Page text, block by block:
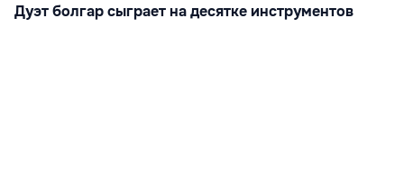
Дуэт болгар сыграет на десятке инструментов